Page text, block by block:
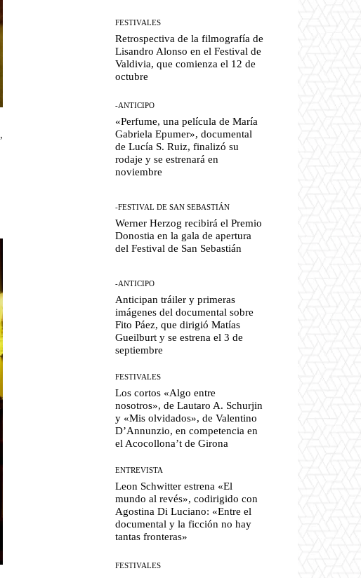
,
FESTIVALES
Retrospectiva de la filmografía de
Lisandro Alonso en el Festival de
Valdivia, que comienza el 12 de
octubre
-ANTICIPO
«Perfume, una película de María
Gabriela Epumer», documental
de Lucía S. Ruiz, finalizó su
rodaje y se estrenará en
noviembre
-FESTIVAL DE SAN SEBASTIÁN
Werner Herzog recibirá el Premio
Donostia en la gala de apertura
del Festival de San Sebastián
-ANTICIPO
Anticipan tráiler y primeras
imágenes del documental sobre
Fito Páez, que dirigió Matías
Gueilburt y se estrena el 3 de
septiembre
FESTIVALES
Los cortos «Algo entre
nosotros», de Lautaro A. Schurjin
y «Mis olvidados», de Valentino
D’Annunzio, en competencia en
el Acocollona’t de Girona
ENTREVISTA
Leon Schwitter estrena «El
mundo al revés», codirigido con
Agostina Di Luciano: «Entre el
documental y la ficción no hay
tantas fronteras»
FESTIVALES